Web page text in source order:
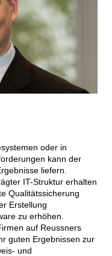
oder in
kann der
liefern.
IT-Struktur erhalten
Qualitätssicherung
Erstellung
zu erhöhen.
auf Reussners
guten Ergebnissen zur
und